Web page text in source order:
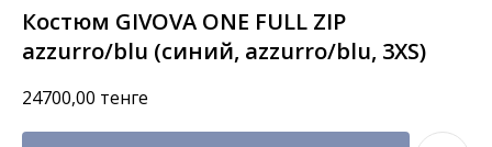
Костюм GIVOVA ONE FULL ZIP
azzurro/blu (синий, azzurro/blu, 3XS)
24700,00 тенге